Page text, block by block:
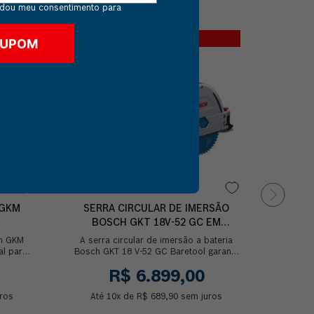
GKM
para
SERRA CIRCULAR DE IMERSÃO
BOSCH GKT 18V-52 GC EM
MALETA SEM BATERIA
A serra circular de imersão a bateria
Bosch GKT 18 V-52 GC Baretool garante
com o me...
R$ 6.899,00
Até 10x de R$ 689,90 sem juros
meu consentimento para